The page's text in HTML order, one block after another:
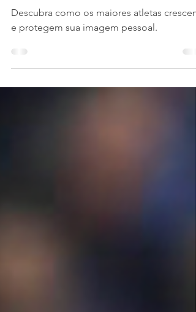
da Imagem Pessoal
Descubra como os maiores atletas crescem
e protegem sua imagem pessoal.